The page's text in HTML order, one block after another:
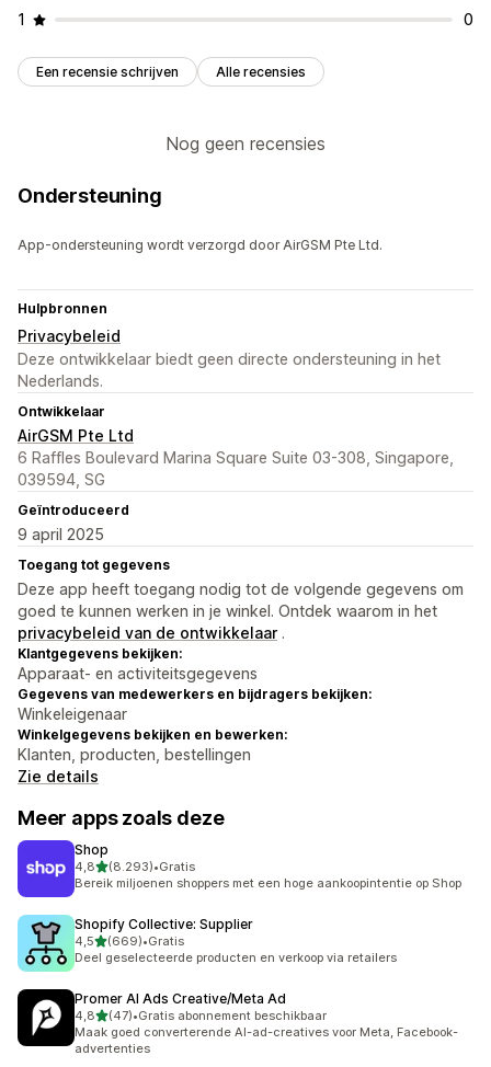
1
0
Een recensie schrijven Alle recensies
Nog geen recensies
Ondersteuning
App-ondersteuning wordt verzorgd door AirGSM Pte Ltd.
Hulpbronnen
Privacybeleid
Deze ontwikkelaar biedt geen directe ondersteuning in het
Nederlands.
Ontwikkelaar
AirGSM Pte Ltd
6 Raffles Boulevard Marina Square Suite 03-308, Singapore,
039594, SG
Geïntroduceerd
9 april 2025
Toegang tot gegevens
Deze app heeft toegang nodig tot de volgende gegevens om
goed te kunnen werken in je winkel. Ontdek waarom in het
privacybeleid van de ontwikkelaar .
Klantgegevens bekijken:
Apparaat- en activiteitsgegevens
Gegevens van medewerkers en bijdragers bekijken:
Winkeleigenaar
Winkelgegevens bekijken en bewerken:
Klanten, producten, bestellingen
Zie details
Meer apps zoals deze
Shop
4,8van 5 sterren
(8.293)
8293 recensies in totaal
•Gratis
Bereik miljoenen shoppers met een hoge aankoopintentie op Shop
Shopify Collective: Supplier
4,5van 5 sterren
(669)
669 recensies in totaal
•Gratis
Deel geselecteerde producten en verkoop via retailers
Promer AI Ads Creative/Meta Ad
4,8van 5 sterren
(47)
47 recensies in totaal
•Gratis abonnement beschikbaar
Maak goed converterende AI-ad-creatives voor Meta, Facebook-
advertenties